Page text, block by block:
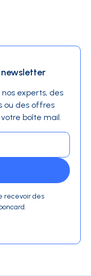
experts, des
ou des offres
boîte mail.
recevoir des